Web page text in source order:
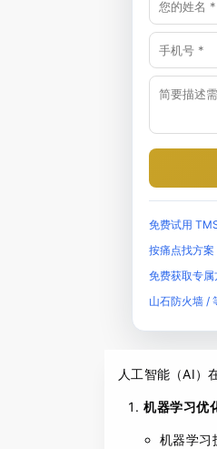
免费试用
按痛点找方
免费获取专
山石防火墙 /
人工智能（AI）
机器学习优
机器学习